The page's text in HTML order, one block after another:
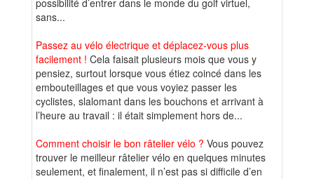
sans...
Passez au vélo électrique et déplacez-vous plus
facilement ! Cela faisait plusieurs mois que vous y
pensiez, surtout lorsque vous étiez coincé dans les
embouteillages et que vous voyiez passer les
cyclistes, slalomant dans les bouchons et arrivant à
l’heure au travail : il était simplement hors de...
Comment choisir le bon râtelier vélo ? Vous pouvez
trouver le meilleur râtelier vélo en quelques minutes
seulement, et finalement, il n’est pas si difficile d’en